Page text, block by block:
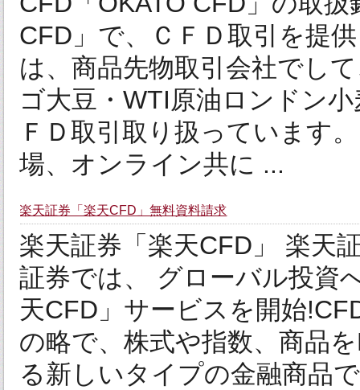
CFD」で、ＣＦＤ取引を提
は、商品先物取引会社でし
ゴ大豆・WTI原油ロンドン
ＦＤ取引取り扱っています
場、オンライン共に ...
楽天証券「楽天CFD」無料資料請求
楽天証券「楽天CFD」 楽天
証券では、 グローバル投資
天CFD」サービスを開始
の略で、株式や指数、商品
る新しいタイプの金融商品